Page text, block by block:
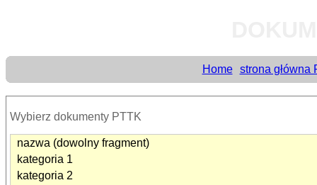
Home strona główna
Wybierz dokumenty PTTK
nazwa (dowolny fragment)
kategoria 1
kategoria 2